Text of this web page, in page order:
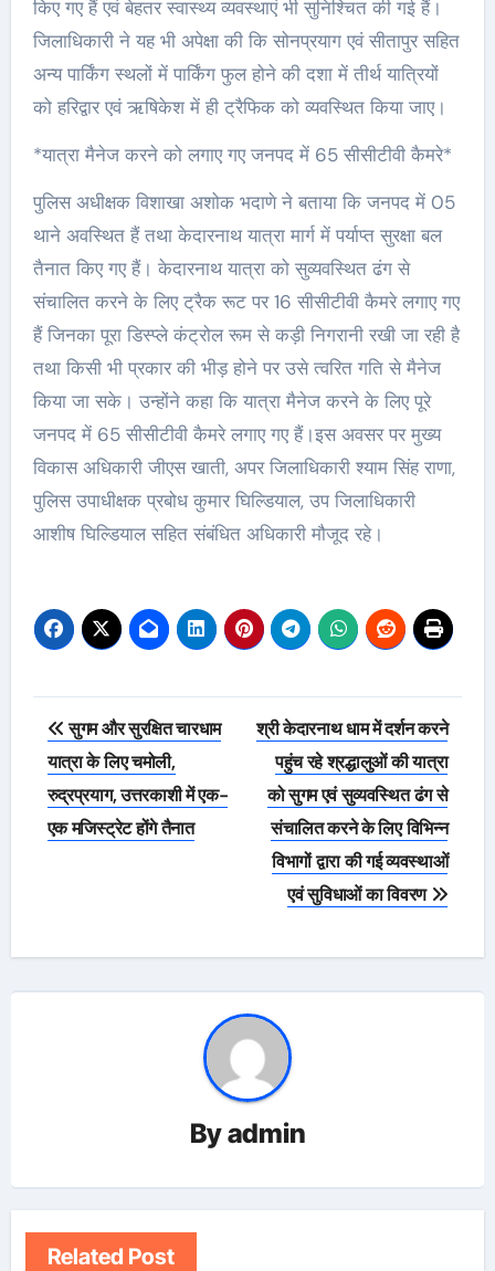
किए गए हैं एवं बेहतर स्वास्थ्य व्यवस्थाएं भी सुनिश्चित की गई हैं।
जिलाधिकारी ने यह भी अपेक्षा की कि सोनप्रयाग एवं सीतापुर सहित
अन्य पार्किंग स्थलों में पार्किंग फुल होने की दशा में तीर्थ यात्रियों
को हरिद्वार एवं ऋषिकेश में ही ट्रैफिक को व्यवस्थित किया जाए।
*यात्रा मैनेज करने को लगाए गए जनपद में 65 सीसीटीवी कैमरे*
पुलिस अधीक्षक विशाखा अशोक भदाणे ने बताया कि जनपद में 05
थाने अवस्थित हैं तथा केदारनाथ यात्रा मार्ग में पर्याप्त सुरक्षा बल
तैनात किए गए हैं। केदारनाथ यात्रा को सुव्यवस्थित ढंग से
संचालित करने के लिए ट्रैक रूट पर 16 सीसीटीवी कैमरे लगाए गए
हैं जिनका पूरा डिस्प्ले कंट्रोल रूम से कड़ी निगरानी रखी जा रही है
तथा किसी भी प्रकार की भीड़ होने पर उसे त्वरित गति से मैनेज
किया जा सके। उन्होंने कहा कि यात्रा मैनेज करने के लिए पूरे
जनपद में 65 सीसीटीवी कैमरे लगाए गए हैं।इस अवसर पर मुख्य
विकास अधिकारी जीएस खाती, अपर जिलाधिकारी श्याम सिंह राणा,
पुलिस उपाधीक्षक प्रबोध कुमार घिल्डियाल, उप जिलाधिकारी
आशीष घिल्डियाल सहित संबंधित अधिकारी मौजूद रहे।
Post
navigation
सुगम और सुरक्षित चारधाम
यात्रा के लिए चमोली,
रुद्रप्रयाग, उत्तरकाशी में एक-
एक मजिस्ट्रेट होंगे तैनात
श्री केदारनाथ धाम में दर्शन करने
पहुंच रहे श्रद्धालुओं की यात्रा
को सुगम एवं सुव्यवस्थित ढंग से
संचालित करने के लिए विभिन्न
विभागों द्वारा की गई व्यवस्थाओं
एवं सुविधाओं का विवरण
Byadmin
Related Post